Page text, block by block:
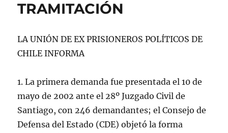
TRAMITACIÓN
LA UNIÓN DE EX PRISIONEROS POLÍTICOS DE
CHILE INFORMA
1. La primera demanda fue presentada el 10 de
mayo de 2002 ante el 28º Juzgado Civil de
Santiago, con 246 demandantes; el Consejo de
Defensa del Estado (CDE) objetó la forma